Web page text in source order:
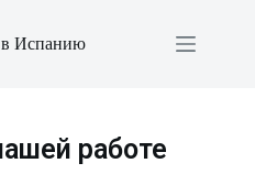
в Испанию
работе